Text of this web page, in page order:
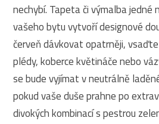
nechybí. Tapeta či výmalba jedné
vašeho bytu vytvoří designové
červeň dávkovat opatrněji,
plédy, koberce květináče nebo
se bude vyjímat v neutrálně
pokud vaše duše prahne po
divokých kombinací s pestrou